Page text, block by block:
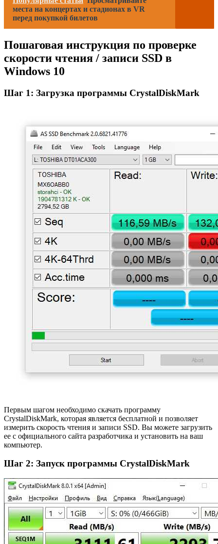
места на концертах и стадионах в VR
перед покупкой билетов
Пошаговая инструкция по проверке
скорости чтения / записи SSD в
Windows 10
Шаг 1: Загрузка программы CrystalDiskMark
Первым шагом необходимо скачать программу
CrystalDiskMark, которая является бесплатной и позволяет
измерить скорость чтения и записи SSD. Вы можете загрузить
ее с официального сайта разработчика и установить на ваш
компьютер.
Шаг 2: Запуск программы CrystalDiskMark